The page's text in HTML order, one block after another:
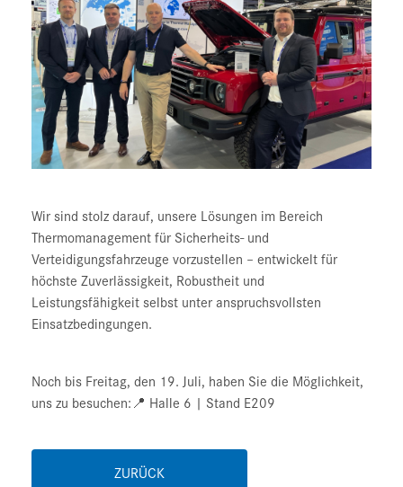
Wir sind stolz darauf, unsere Lösungen im Bereich
Thermomanagement für Sicherheits- und
Verteidigungsfahrzeuge vorzustellen – entwickelt für
höchste Zuverlässigkeit, Robustheit und
Leistungsfähigkeit selbst unter anspruchsvollsten
Einsatzbedingungen.
Noch bis Freitag, den 19. Juli, haben Sie die Möglichkeit,
uns zu besuchen:📍 Halle 6 | Stand E209
ZURÜCK